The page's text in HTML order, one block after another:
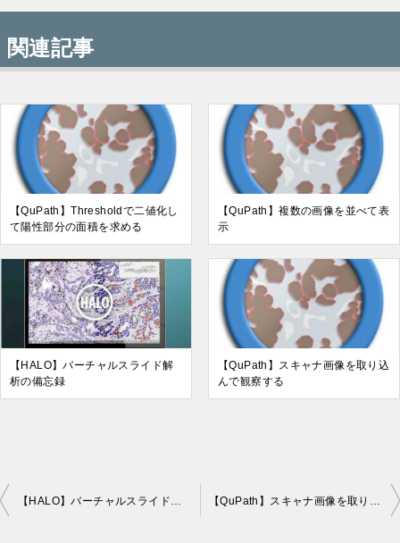
関連記事
【QuPath】Thresholdで二値化し
て陽性部分の面積を求める
【QuPath】複数の画像を並べて表
示
【HALO】バーチャルスライド解
析の備忘録
【QuPath】スキャナ画像を取り込
んで観察する